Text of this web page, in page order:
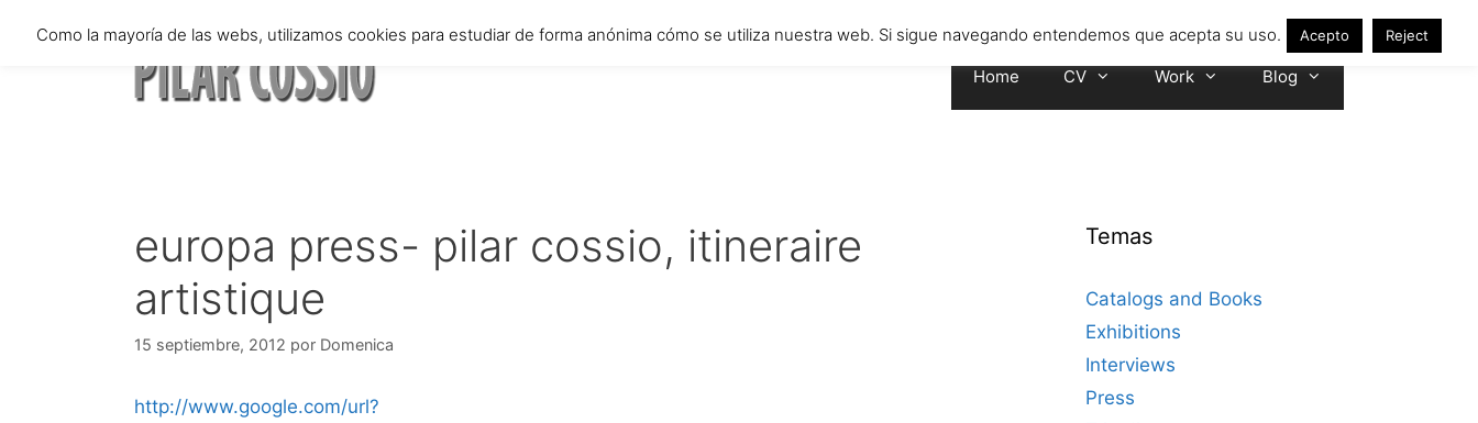
Home CV Work Blog
europa press- pilar cossio, itineraire
artistique
15 septiembre, 2012 por Domenica
http://www.google.com/url?
Temas
Catalogs and Books
Exhibitions
Interviews
Press
Como la mayoría de las webs, utilizamos cookies para estudiar de forma anónima cómo se utiliza nuestra web. Si sigue navegando entendemos que acepta su uso. Acepto Reject